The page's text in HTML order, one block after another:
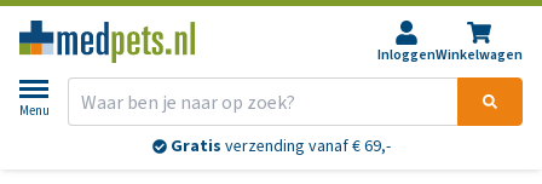
InloggenWinkelwagen
Menu
Gratis verzending vanaf € 69,-